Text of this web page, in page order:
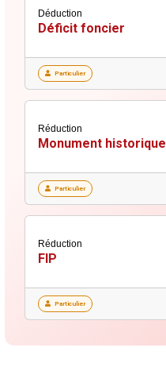
Déduction
Déficit foncier
Particulier
Réduction
Monument historique
Particulier
Réduction
FIP
Particulier